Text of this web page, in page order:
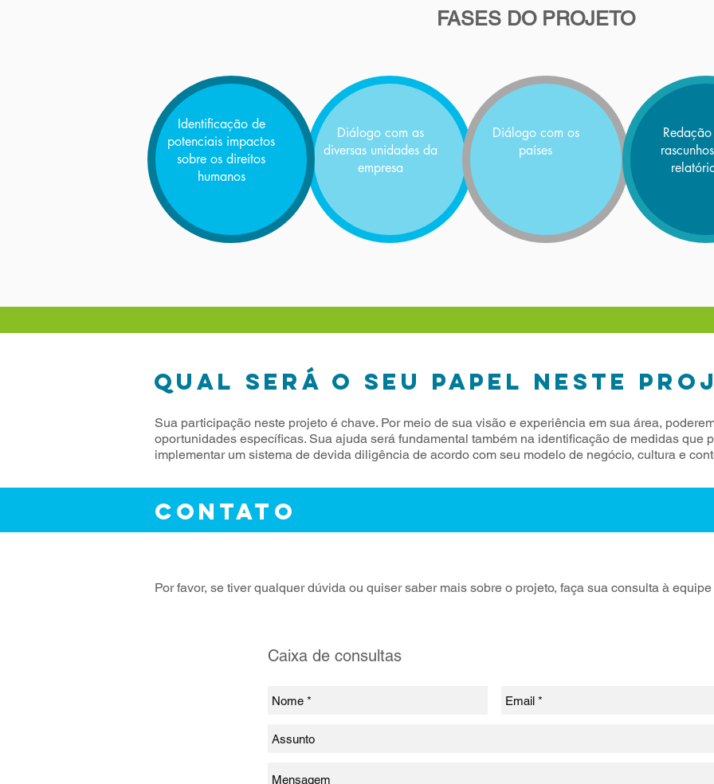
FASES DO PROJETO
Identificación de
potenciales
impactos sobre los
derechos humanos
Diálogo com as
diversas unidades da
empresa
Identificação de
potenciais impactos
sobre os direitos
humanos
Diálogo com os
países
QUAL SERÁ O SEU PAPEL NESTE
Sua participação neste projeto é chave. Por meio de sua visão e experiência em sua área,
oportunidades específicas. Sua ajuda será fundamental também na identificação de medidas que
implementar um sistema de devida diligência de acordo com seu modelo de negócio, cultura e
CONTATO
Por favor, se tiver qualquer dúvida ou quiser saber mais sobre o projeto, faça sua consulta à
Caixa de consultas